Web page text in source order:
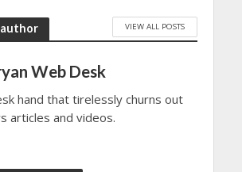
VIEW ALL POSTS
Web Desk
hand that tirelessly churns out
articles and videos.